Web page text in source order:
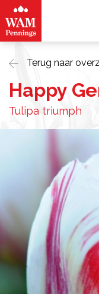
Terug naar
Happy
Tulipa triumph